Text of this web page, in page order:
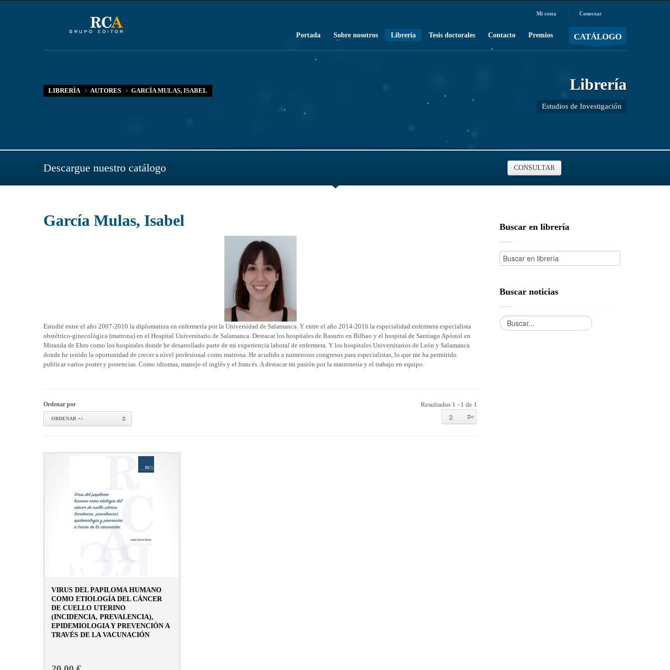
Conectar
Mi cesta
/ MOSTRAR CARRO
CATÁLOGO
Portada Sobre nosotros Librería Tesis doctorales Contacto Premios
LIBRERÍA AUTORES GARCÍA MULAS, ISABEL Librería
Estudios de Investigación
Descargue nuestro catálogo CONSULTAR
García Mulas, Isabel
Estudié entre el año 2007-2010 la diplomatura en enfermería por la Universidad de Salamanca. Y entre el año 2014-2016 la especialidad enfermera especialista
obstétrico-ginecológica (matrona) en el Hospital Universitario de Salamanca. Destacar los hospitales de Basurto en Bilbao y el hospital de Santiago Apóstol en
Miranda de Ebro como los hospitales donde he desarrollado parte de mi experiencia laboral de enfermera. Y los hospitales Universitarios de León y Salamanca
donde he tenido la oportunidad de crecer a nivel profesional como matrona. He acudido a numerosos congresos para especialistas, lo que me ha permitido
publicar varios poster y ponencias. Como idiomas, manejo el inglés y el francés. A destacar mi pasión por la matronería y el trabajo en equipo.
Ordenar por
ORDENAR +/-
Resultados 1 - 1 de 1
VIRUS DEL PAPILOMA HUMANO
COMO ETIOLOGÍA DEL CÁNCER
DE CUELLO UTERINO
(INCIDENCIA, PREVALENCIA),
EPIDEMIOLOGIA Y PREVENCIÓN A
TRAVÉS DE LA VACUNACIÓN
Buscar en librería
Buscar noticias